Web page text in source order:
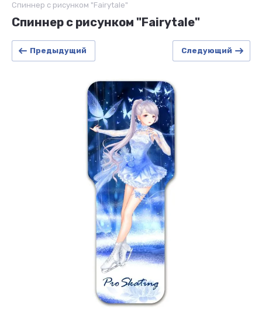
Спиннер с рисунком "Fairytale"
Спиннер с рисунком "Fairytale"
Предыдущий Следующий